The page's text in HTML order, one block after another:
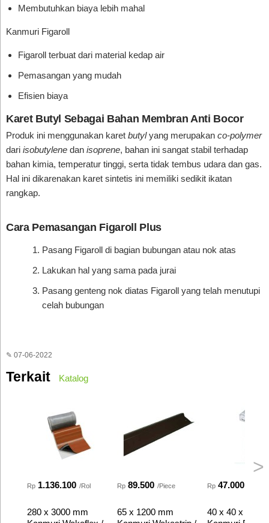
Membutuhkan biaya lebih mahal
Kanmuri Figaroll
Figaroll terbuat dari material kedap air
Pemasangan yang mudah
Efisien biaya
Karet Butyl Sebagai Bahan Membran Anti Bocor
Produk ini menggunakan karet butylyang merupakan co-polymer
dari isobutylene dan isoprene, bahan ini sangat stabil terhadap
bahan kimia, temperatur tinggi, serta tidak tembus udara dan gas.
Hal ini dikarenakan karet sintetis ini memiliki sedikit ikatan
rangkap.
Cara Pemasangan Figaroll Plus
Pasang Figaroll di bagian bubungan atau nok atas
Lakukan hal yang sama pada jurai
Pasang genteng nok diatas Figaroll yang telah menutupi
celah bubungan
✎ 07-06-2022
Terkait Katalog
>
Rp 1.136.100 /Rol
280 x 3000 mm
Rp 89.500 /Piece
65 x 1200 mm
Rp 47.000
40 x 40 x 20